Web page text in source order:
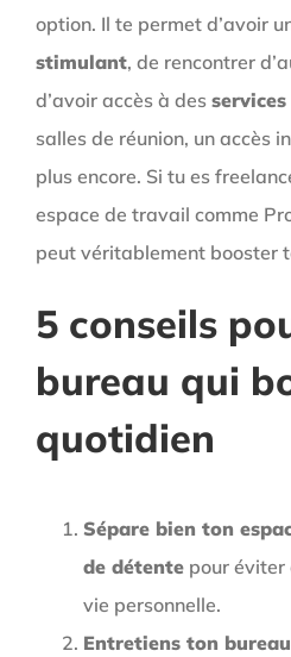
option. Il te permet d’avoir
stimulant, de rencontrer
d’avoir accès à des
salles de réunion, un accès
plus encore. Si tu es
espace de travail comme
peut véritablement booster
5 conseils
bureau qui
quotidien
Sépare bien ton
de détentepour éviter
vie personnelle.
Entretiens ton